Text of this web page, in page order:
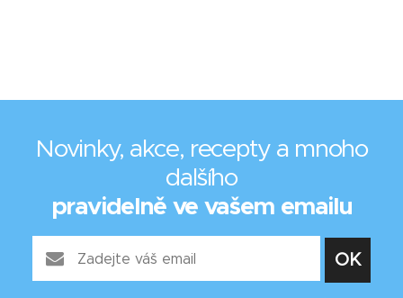
Novinky, akce, recepty a mnoho
dalšího
pravidelně ve vašem emailu